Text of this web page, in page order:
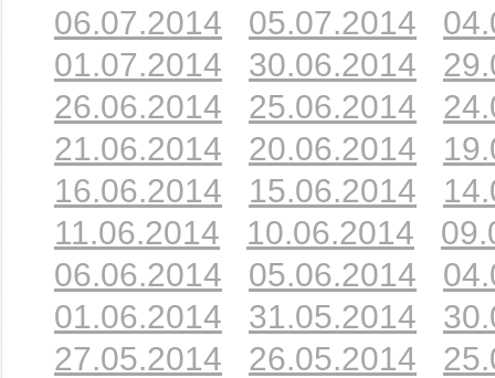
06.07.2014
05.07.2014
01.07.2014
30.06.2014
26.06.2014
25.06.2014
21.06.2014
20.06.2014
16.06.2014
15.06.2014
11.06.2014
10.06.2014
06.06.2014
05.06.2014
01.06.2014
31.05.2014
27.05.2014
26.05.2014